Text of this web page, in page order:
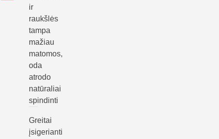
ir
raukšlės
tampa
mažiau
matomos,
oda
atrodo
natūraliai
spindinti
Greitai
įsigerianti